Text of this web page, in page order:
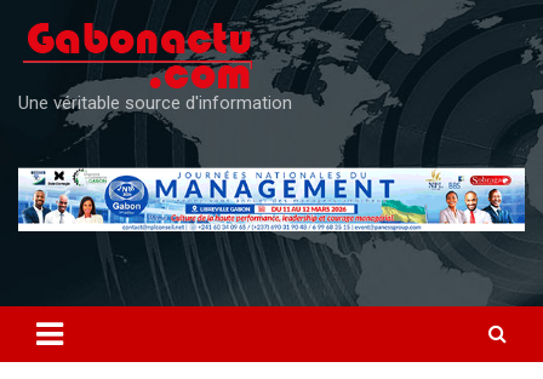
content
Une véritable source d'information